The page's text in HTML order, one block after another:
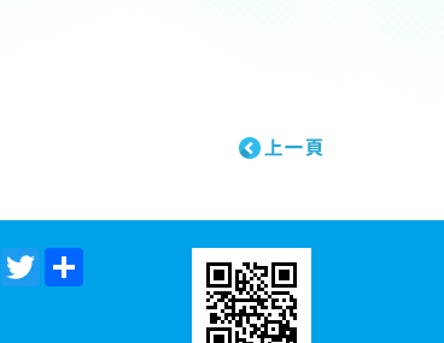
FacebookTwitter